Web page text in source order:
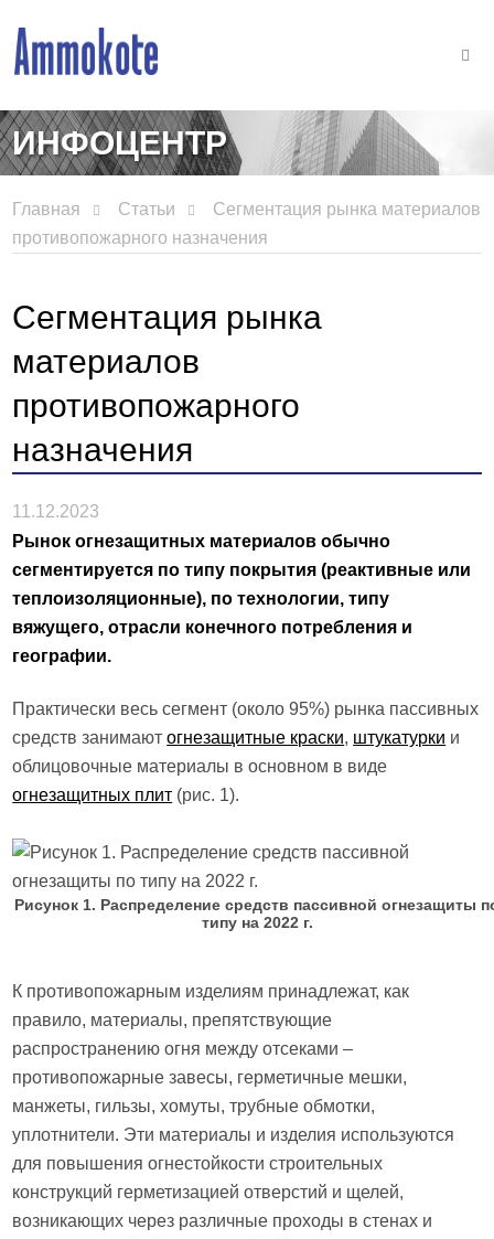
ИНФОЦЕНТР
Главная Статьи
Сегментация рынка материалов
противопожарного назначения
Сегментация рынка
материалов
противопожарного
назначения
11.12.2023
Рынок огнезащитных материалов обычно
сегментируется по типу покрытия (реактивные или
теплоизоляционные), по технологии, типу
вяжущего, отрасли конечного потребления и
географии.
Практически весь сегмент (около 95%) рынка пассивных
средств занимаютогнезащитные краски, штукатурки и
облицовочные материалы в основном в виде
огнезащитных плит (рис. 1).
Рисунок 1. Распределение средств пассивной огнезащиты
типу на 2022 г.
К противопожарным изделиям принадлежат, как
правило, материалы, препятствующие
распространению огня между отсеками –
противопожарные завесы, герметичные мешки,
манжеты, гильзы, хомуты, трубные обмотки,
уплотнители. Эти материалы и изделия используются
для повышения огнестойкости строительных
конструкций герметизацией отверстий и щелей,
возникающих через различные проходы в стенах и